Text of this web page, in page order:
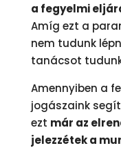
a fegyelmi
Amíg ezt a
nem tudunk
tanácsot
Amennyiben a
jogászaink
ezt már az
jelezzétek a